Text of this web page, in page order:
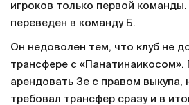
игроков только первой
переведен в команду Б.
Он недоволен тем, что клуб не
трансфере с «Панатинаикосом».
арендовать Зе с правом выкупа,
требовал трансфер сразу и в